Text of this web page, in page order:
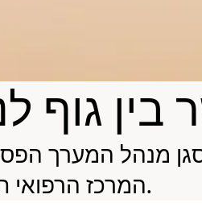
בין גוף
המרכז הרפואי תל אביב.